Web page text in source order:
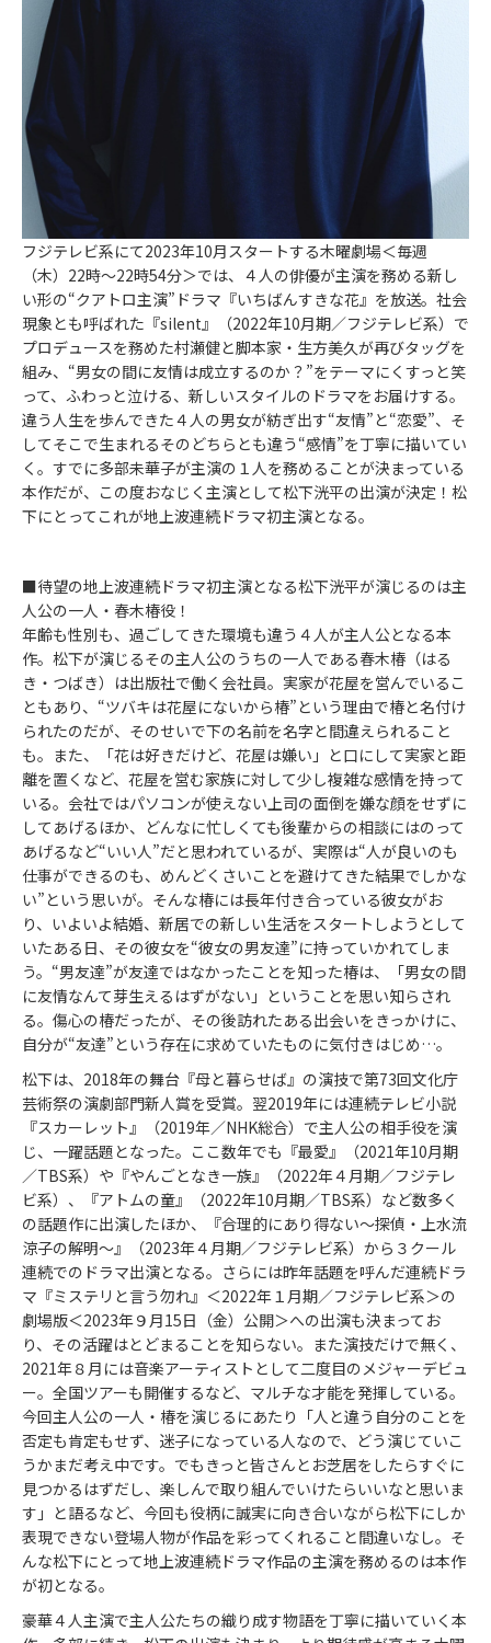
フジテレビ系にて2023年10月スタートする木曜劇場＜毎週
（木）22時～22時54分＞では、４人の俳優が主演を務める新し
い形の“クアトロ主演”ドラマ『いちばんすきな花』を放送。社会
現象とも呼ばれた『silent』（2022年10月期／フジテレビ系）で
プロデュースを務めた村瀬健と脚本家・生方美久が再びタッグを
組み、“男女の間に友情は成立するのか？”をテーマにくすっと笑
って、ふわっと泣ける、新しいスタイルのドラマをお届けする。
違う人生を歩んできた４人の男女が紡ぎ出す“友情”と“恋愛”、そ
してそこで生まれるそのどちらとも違う“感情”を丁寧に描いてい
く。すでに多部未華子が主演の１人を務めることが決まっている
本作だが、この度おなじく主演として松下洸平の出演が決定！松
下にとってこれが地上波連続ドラマ初主演となる。
■待望の地上波連続ドラマ初主演となる松下洸平が演じるのは主
人公の一人・春木椿役！
年齢も性別も、過ごしてきた環境も違う４人が主人公となる本
作。松下が演じるその主人公のうちの一人である春木椿（はる
き・つばき）は出版社で働く会社員。実家が花屋を営んでいるこ
ともあり、“ツバキは花屋にないから椿”という理由で椿と名付け
られたのだが、そのせいで下の名前を名字と間違えられること
も。また、「花は好きだけど、花屋は嫌い」と口にして実家と距
離を置くなど、花屋を営む家族に対して少し複雑な感情を持って
いる。会社ではパソコンが使えない上司の面倒を嫌な顔をせずに
してあげるほか、どんなに忙しくても後輩からの相談にはのって
あげるなど“いい人”だと思われているが、実際は“人が良いのも
仕事ができるのも、めんどくさいことを避けてきた結果でしかな
い”という思いが。そんな椿には長年付き合っている彼女がお
り、いよいよ結婚、新居での新しい生活をスタートしようとして
いたある日、その彼女を“彼女の男友達”に持っていかれてしま
う。“男友達”が友達ではなかったことを知った椿は、「男女の間
に友情なんて芽生えるはずがない」ということを思い知らされ
る。傷心の椿だったが、その後訪れたある出会いをきっかけに、
自分が“友達”という存在に求めていたものに気付きはじめ…。
松下は、2018年の舞台『母と暮らせば』の演技で第73回文化庁
芸術祭の演劇部門新人賞を受賞。翌2019年には連続テレビ小説
『スカーレット』（2019年／NHK総合）で主人公の相手役を演
じ、一躍話題となった。ここ数年でも『最愛』（2021年10月期
／TBS系）や『やんごとなき一族』（2022年４月期／フジテレ
ビ系）、『アトムの童』（2022年10月期／TBS系）など数多く
の話題作に出演したほか、『合理的にあり得ない～探偵・上水流
涼子の解明～』（2023年４月期／フジテレビ系）から３クール
連続でのドラマ出演となる。さらには昨年話題を呼んだ連続ドラ
マ『ミステリと言う勿れ』＜2022年１月期／フジテレビ系＞の
劇場版＜2023年９月15日（金）公開＞への出演も決まってお
り、その活躍はとどまることを知らない。また演技だけで無く、
2021年８月には音楽アーティストとして二度目のメジャーデビュ
ー。全国ツアーも開催するなど、マルチな才能を発揮している。
今回主人公の一人・椿を演じるにあたり「人と違う自分のことを
否定も肯定もせず、迷子になっている人なので、どう演じていこ
うかまだ考え中です。でもきっと皆さんとお芝居をしたらすぐに
見つかるはずだし、楽しんで取り組んでいけたらいいなと思いま
す」と語るなど、今回も役柄に誠実に向き合いながら松下にしか
表現できない登場人物が作品を彩ってくれること間違いなし。そ
んな松下にとって地上波連続ドラマ作品の主演を務めるのは本作
が初となる。
豪華４人主演で主人公たちの織り成す物語を丁寧に描いていく本